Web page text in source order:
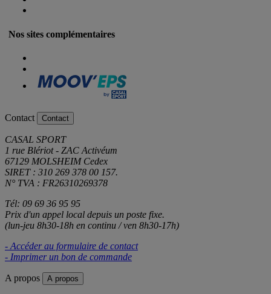
Nos sites complémentaires
Contact Contact
CASAL SPORT
1 rue Blériot - ZAC Activéum
67129 MOLSHEIM Cedex
SIRET : 310 269 378 00 157.
N° TVA : FR26310269378
Tél: 09 69 36 95 95
Prix d'un appel local depuis un poste fixe.
(lun-jeu 8h30-18h en continu / ven 8h30-17h)
- Accéder au formulaire de contact
- Imprimer un bon de commande
A propos A propos